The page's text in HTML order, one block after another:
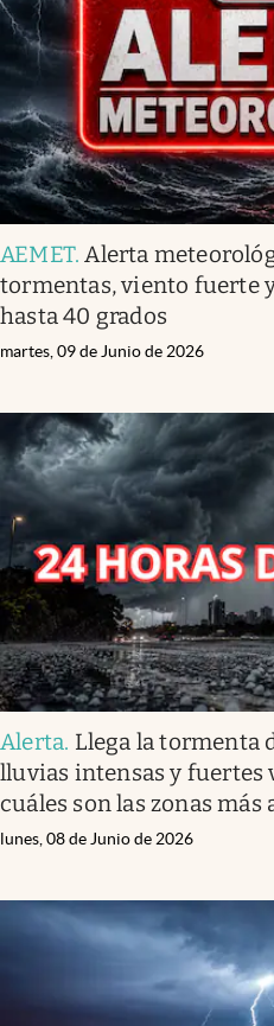
AEMET.Alerta
tormentas, viento fuerte
hasta 40 grados
martes, 09 de Junio de 2026
Alerta. Llega la tormenta
lluvias intensas y fuertes
cuáles son las zonas más
lunes, 08 de Junio de 2026